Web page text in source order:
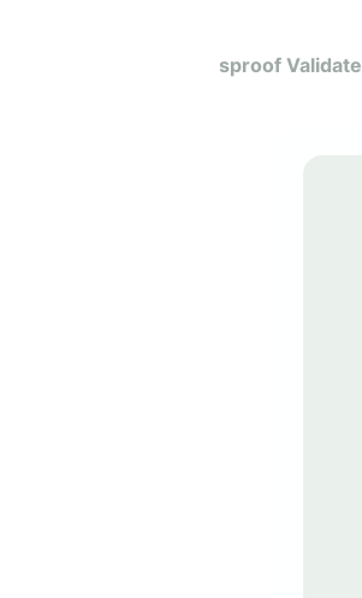
sproof Validate